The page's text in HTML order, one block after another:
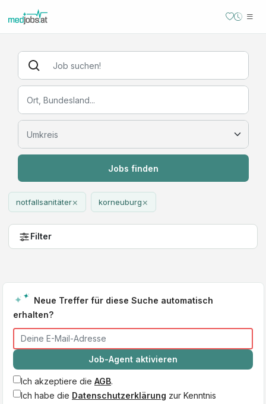
Jobs finden
notfallsanitäter× korneuburg×
Filter
Neue Treffer für diese Suche automatisch
erhalten?
Job-Agent aktivieren
Ich akzeptiere die AGB.
Ich habe die Datenschutzerklärung zur Kenntnis